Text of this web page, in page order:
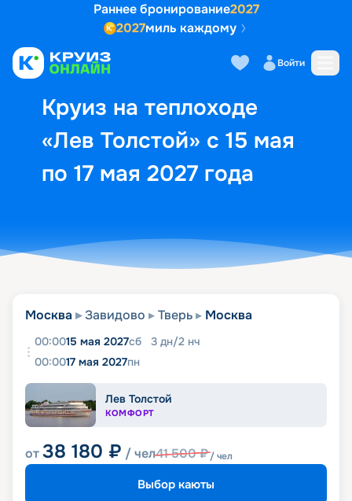
Раннее бронирование2027
2027миль каждому
Войти
Круиз на теплоходе
«Лев Толстой» с 15 мая
по 17 мая 2027 года
Выбор кают Маршрут и
Москва Завидово Тверь Москва
00:0015 мая 2027сб 3 дн/2 нч
00:0017 мая 2027пн
Лев Толстой
КОМФОРТ
от38 180 ₽ / чел41 500₽/ чел
Выбор каюты